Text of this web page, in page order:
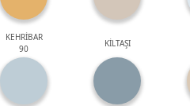
KEHRİBAR
90
KİLTAŞI